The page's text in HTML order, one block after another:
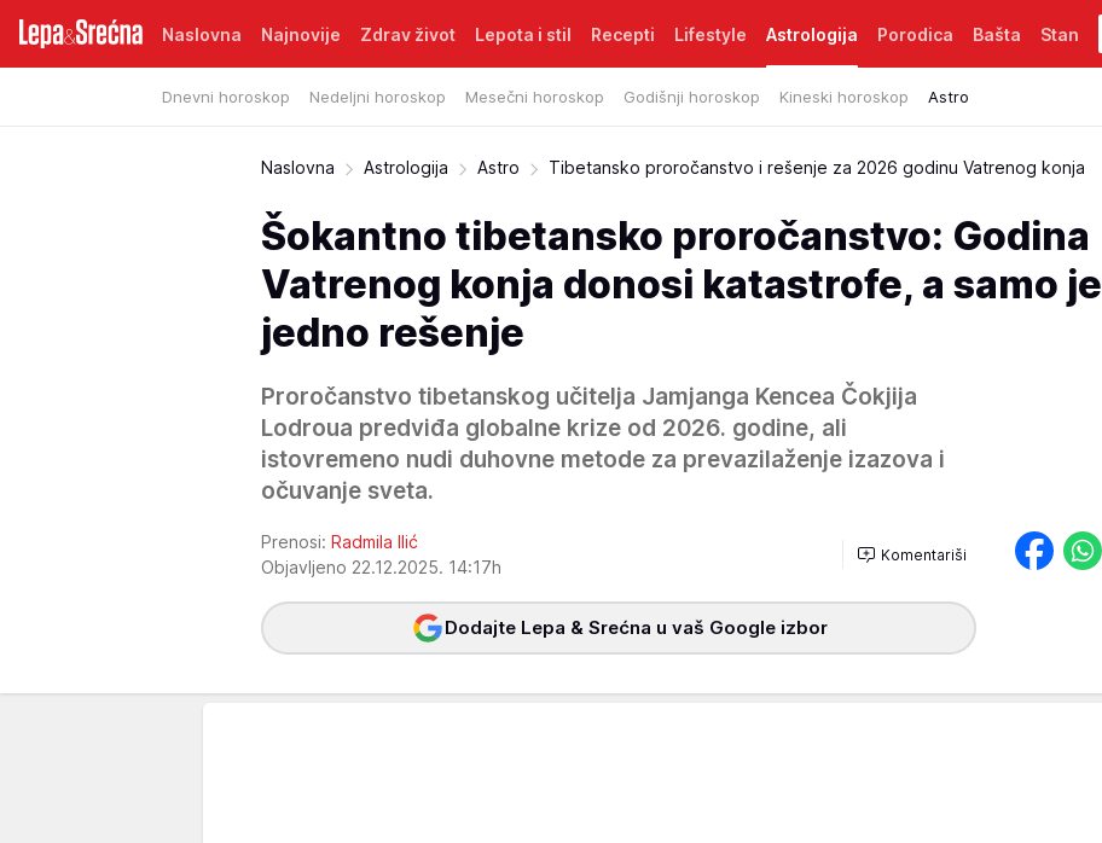
Naslovna Najnovije Zdrav život Lepota i stil Recepti Lifestyle Astrologija
Dnevni horoskop Nedeljni horoskop Mesečni horoskop Godišnji horoskop Kineski horoskop Astro
Porodica Bašta Stan
Naslovna Astrologija Astro Tibetansko proročanstvo i rešenje za 2026 godinu Vatrenog konja
Šokantno tibetansko proročanstvo: Godina
Vatrenog konja donosi katastrofe, a samo je
jedno rešenje
Proročanstvo tibetanskog učitelja Jamjanga Kencea Čokjija
Lodroua predviđa globalne krize od 2026. godine, ali
istovremeno nudi duhovne metode za prevazilaženje izazova i
očuvanje sveta.
Prenosi: Radmila Ilić
Objavljeno 22.12.2025. 14:17h
Komentariši
Dodajte Lepa & Srećna u vaš Google izbor